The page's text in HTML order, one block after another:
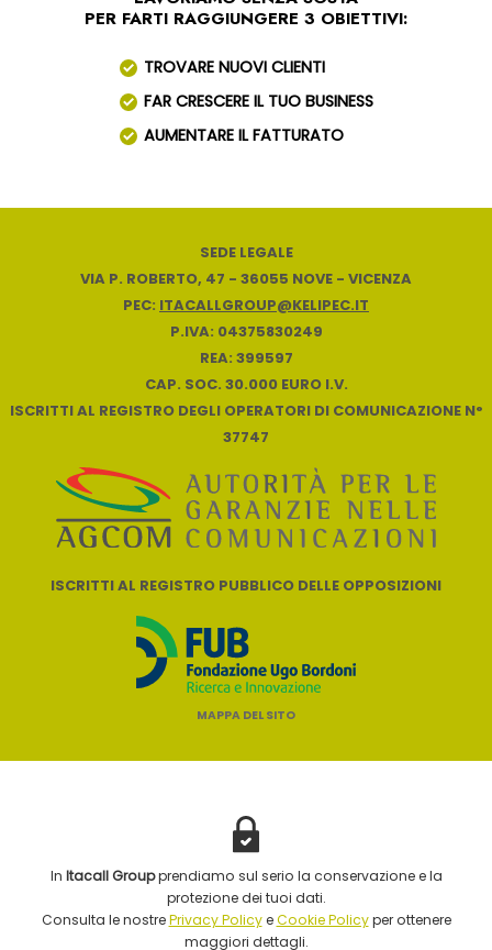
PER FARTI RAGGIUNGERE 3 OBIETTIVI:
TROVARE NUOVI CLIENTI
FAR CRESCERE IL TUO BUSINESS
AUMENTARE IL FATTURATO
SEDE LEGALE
VIA P. ROBERTO, 47 - 36055 NOVE - VICENZA
PEC: ITACALLGROUP@KELIPEC.IT
P.IVA: 04375830249
REA: 399597
CAP. SOC. 30.000 EURO I.V.
ISCRITTI AL REGISTRO DEGLI OPERATORI DI COMUNICAZIONE N°
37747
ISCRITTI AL REGISTRO PUBBLICO DELLE OPPOSIZIONI
MAPPA DEL SITO
In Itacall Groupprendiamo sul serio la conservazione e la
protezione dei tuoi dati.
Consulta le nostrePrivacy PolicyeCookie Policyper ottenere
maggiori dettagli.